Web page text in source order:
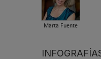
Marta Fuente